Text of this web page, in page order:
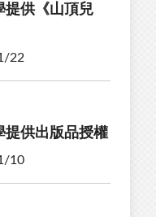
提供《山頂兒
22
提供出版品授權
10